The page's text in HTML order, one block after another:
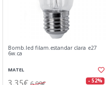
Bomb.led filam.estandar clara e27
6w.ca
MATEL
- 52%